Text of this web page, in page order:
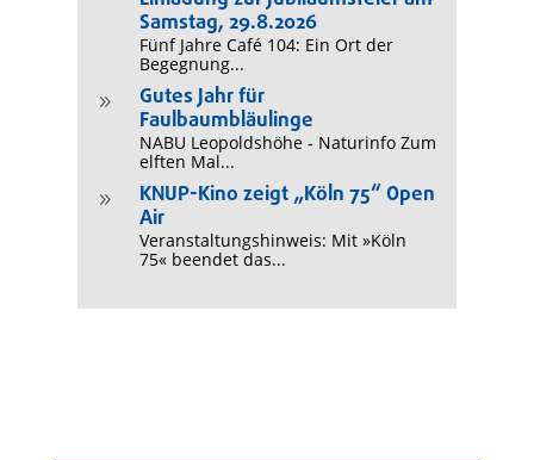
Samstag, 29.8.2026
Fünf Jahre Café 104: Ein Ort der
Begegnung...
9
Gutes Jahr für
Faulbaumbläulinge
NABU Leopoldshöhe - Naturinfo Zum
elften Mal...
9
KNUP-Kino zeigt „Köln 75“ Open
Air
Veranstaltungshinweis: Mit »Köln
75« beendet das...